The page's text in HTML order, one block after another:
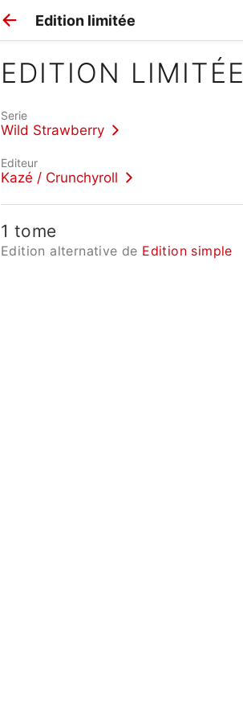
Edition limitée
EDITION LIMITÉE
Serie
Wild Strawberry
Editeur
Kazé / Crunchyroll
1 tome
Edition alternative de Edition simple